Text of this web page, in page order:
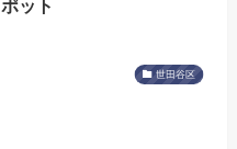
ポット
世田谷区